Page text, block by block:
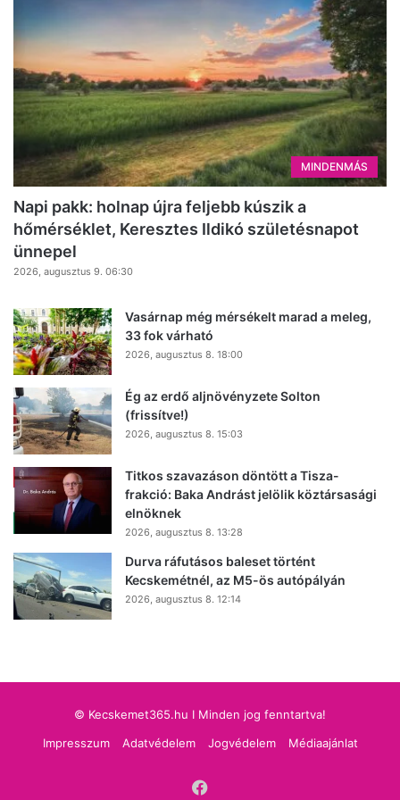
MINDENMÁS
Napi pakk: holnap újra feljebb kúszik a
hőmérséklet, Keresztes Ildikó születésnapot
ünnepel
2026, augusztus 9. 06:30
Vasárnap még mérsékelt marad a meleg,
33 fok várható
2026, augusztus 8. 18:00
Ég az erdő aljnövényzete Solton
(frissítve!)
2026, augusztus 8. 15:03
Titkos szavazáson döntött a Tisza-
frakció: Baka Andrást jelölik köztársasági
elnöknek
2026, augusztus 8. 13:28
Durva ráfutásos baleset történt
Kecskemétnél, az M5-ös autópályán
2026, augusztus 8. 12:14
© Kecskemet365.hu I Minden jog fenntartva!
Impresszum
Adatvédelem Jogvédelem Médiaajánlat